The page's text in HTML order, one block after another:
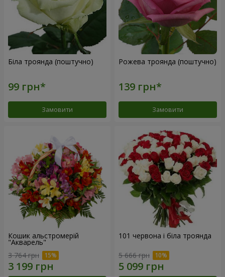
Біла троянда (поштучно)
Замовити
Рожева троянда (поштучно)
Замовити
Кошик альстромерій
"Акварель"
3 764 грн
101 червона і біла троянда
5 666 грн